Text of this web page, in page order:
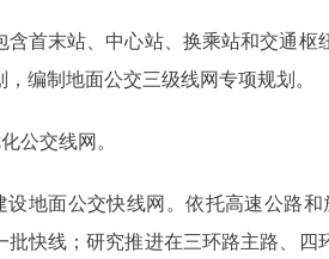
DEUTSCH
ESPAÑOL
末站、中心站、换乘站和交通枢
，编制地面公交三级线网专项规划。
交线网。
面公交快线网。依托高速公路和
批快线；研究推进在三环路主路、